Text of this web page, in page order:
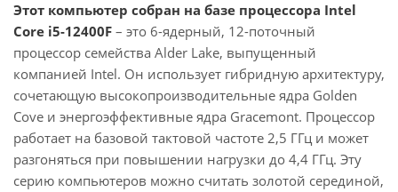
Этот компьютер собран на базе процессора Intel
Core i5-12400F – это 6-ядерный, 12-поточный
процессор семейства Alder Lake, выпущенный
компанией Intel. Он использует гибридную архитектуру,
сочетающую высокопроизводительные ядра Golden
Cove и энергоэффективные ядра Gracemont. Процессор
работает на базовой тактовой частоте 2,5 ГГц и может
разгоняться при повышении нагрузки до 4,4 ГГц. Эту
серию компьютеров можно считать золотой серединой,